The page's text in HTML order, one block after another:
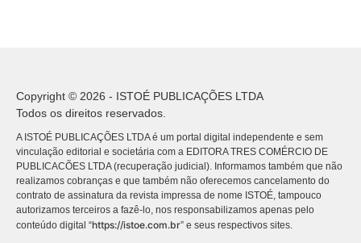
Copyright © 2026 - ISTOÉ PUBLICAÇÕES LTDA
Todos os direitos reservados.
A ISTOÉ PUBLICAÇÕES LTDA é um portal digital independente e sem
vinculação editorial e societária com a EDITORA TRES COMÉRCIO DE
PUBLICACÕES LTDA (recuperação judicial). Informamos também que não
realizamos cobranças e que também não oferecemos cancelamento do
contrato de assinatura da revista impressa de nome ISTOÉ, tampouco
autorizamos terceiros a fazê-lo, nos responsabilizamos apenas pelo
conteúdo digital “https://istoe.com.br” e seus respectivos sites.